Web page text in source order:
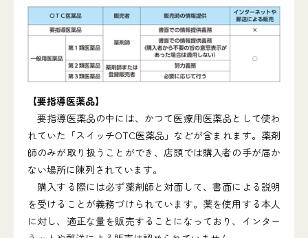
【要指導医薬品】
要指導医薬品の中には、かつて医療用医薬品として使わ
れていた「スイッチOTC医薬品」などが含まれます。薬剤
師のみが取り扱うことができ、店頭では購入者の手が届か
ない場所に陳列されています。
購入する際には必ず薬剤師と対面して、書面による説明
を受けることが義務づけられています。薬を使用する本人
に対し、適正な量を販売することになっており、インター